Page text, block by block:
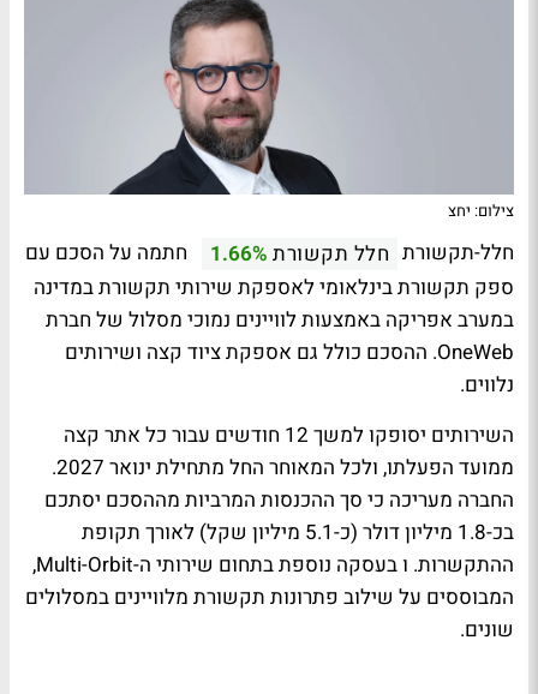
צילום: יחצ
חלל-תקשורת חלל תקשורת 1.66%
חתמה על הסכם עם
ספק תקשורת בינלאומי לאספקת שירותי תקשורת במדינה
במערב אפריקה באמצעות לוויינים נמוכי מסלול של חברת
OneWeb. ההסכם כולל גם אספקת ציוד קצה ושירותים
נלווים.
השירותים יסופקו למשך 12 חודשים עבור כל אתר קצה
ממועד הפעלתו, ולכל המאוחר החל מתחילת ינואר 2027.
החברה מעריכה כי סך ההכנסות המרביות מההסכם יסתכם
בכ-1.8 מיליון דולר (כ-5.1 מיליון שקל) לאורך תקופת
ההתקשרות. ו בעסקה נוספת בתחום שירותי ה-Multi-Orbit,
המבוססים על שילוב פתרונות תקשורת מלוויינים במסלולים
שונים.